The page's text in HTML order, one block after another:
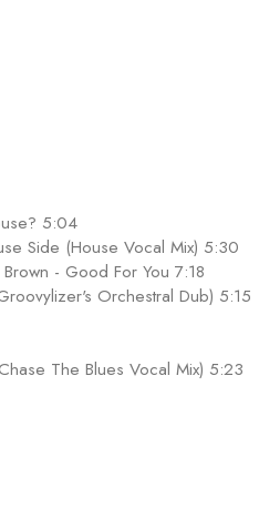
5:04
Side (House Vocal Mix) 5:30
- Good For You 7:18
Orchestral Dub) 5:15
The Blues Vocal Mix) 5:23